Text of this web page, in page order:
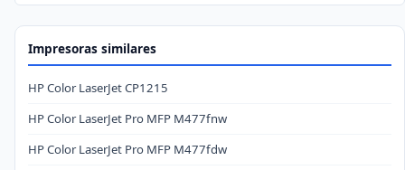
Impresoras similares
HP Color LaserJet CP1215
HP Color LaserJet Pro MFP M477fnw
HP Color LaserJet Pro MFP M477fdw